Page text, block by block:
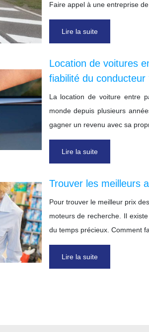
Faire appel à une entreprise
Lire la suite
Location de voitures
fiabilité du conducteur
La location de voiture entre
monde depuis plusieurs
gagner un revenu avec sa
Lire la suite
Trouver les meilleurs
Pour trouver le meilleur prix
moteurs de recherche. Il
du temps précieux. Comment
Lire la suite